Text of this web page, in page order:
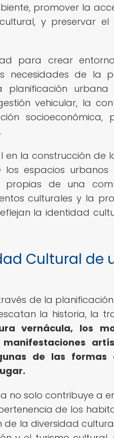
promover la
y preservar el
para crear
necesidades de la
planificación urbana
vehicular, la
socioeconómica,
la construcción de
espacios urbanos
propias de una
culturales y la
la identidad
Cultural de
de la
la historia, la
vernácula, los
de las
no solo contribuye a
de los
la diversidad